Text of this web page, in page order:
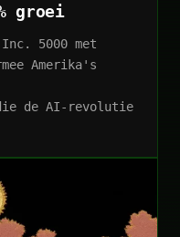
groei
5000 met
Amerika's
de AI-revolutie